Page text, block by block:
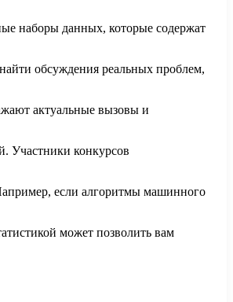
наборы данных, которые содержат
обсуждения реальных проблем,
актуальные вызовы и
Участники конкурсов
если алгоритмы машинного
может позволить вам